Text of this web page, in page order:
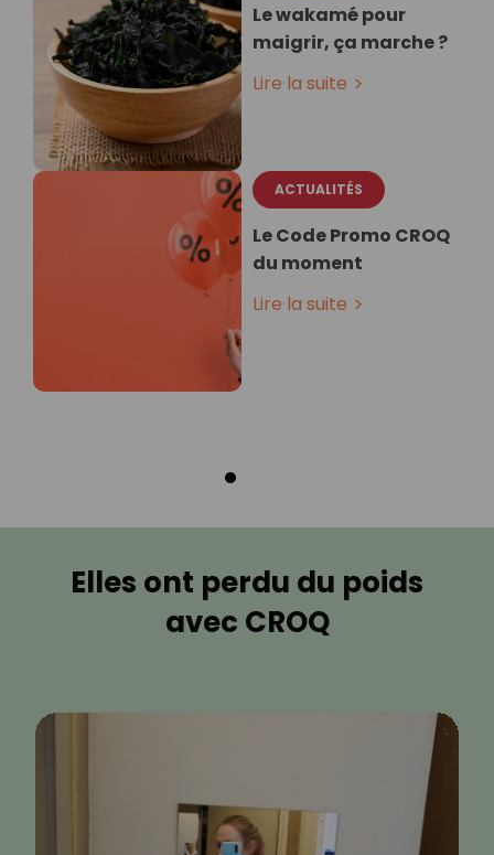
Le wakamé pour
maigrir, ça marche ?
Lire la suite
ACTUALITÉS
Le Code Promo CROQ
du moment
Lire la suite
Elles ont perdu du poids
avec CROQ